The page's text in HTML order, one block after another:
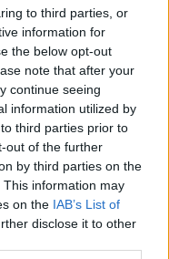
to third parties, or
information for
the below opt-out
note that after your
continue seeing
information utilized by
third parties prior to
out of the further
by third parties on the
This information may
on the IAB’s List of
disclose it to other
2024, στην
που διέθετε
έναντι
ευρώ περίπου
που
ανάπτυξη
και 600